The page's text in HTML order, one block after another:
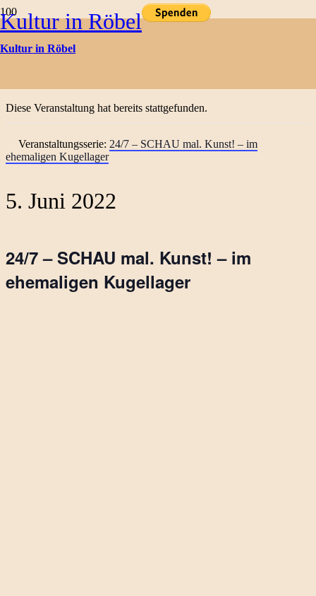
Kultur in Röbel
Kultur in Röbel
Kulturtermine
Diese Veranstaltung hat bereits stattgefunden.
Veranstaltungsserie: 24/7 – SCHAU mal. Kunst! – im
ehemaligen Kugellager
5. Juni 2022
24/7 – SCHAU mal. Kunst! – im
ehemaligen Kugellager